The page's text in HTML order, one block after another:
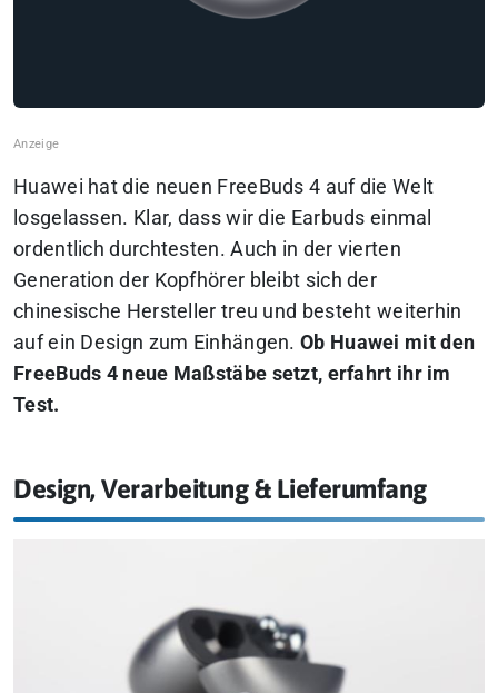
Huawei hat die neuen FreeBuds 4 auf die Welt
losgelassen. Klar, dass wir die Earbuds einmal
ordentlich durchtesten. Auch in der vierten
Generation der Kopfhörer bleibt sich der
chinesische Hersteller treu und besteht weiterhin
auf ein Design zum Einhängen.Ob Huawei mit den
FreeBuds 4 neue Maßstäbe setzt, erfahrt ihr im
Test.
Design, Verarbeitung & Lieferumfang